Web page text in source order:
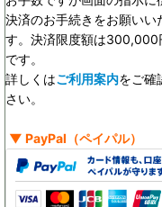
決済のお手続きをお願いい
す。決済限度額は300,000
です。
詳しくはご利用案内をご確
さい。
▼ PayPal （ペイパル）